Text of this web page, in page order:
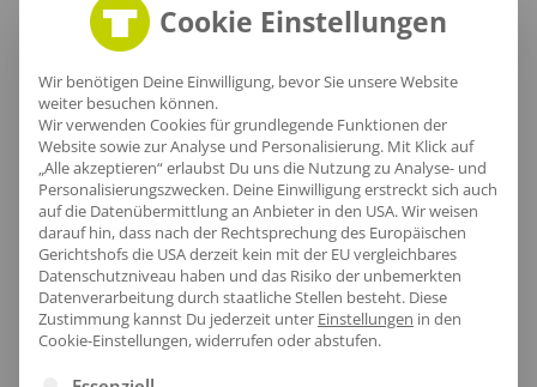
Produktinfo
Artikel-Nr.:RG1740
Geschlecht:Herren
Armlänge:Kurzarm|mit Bündchen|Set-In
Cookie Einstellungen
Wir benötigen Deine Einwilligung, bevor Sie unsere Website
weiter besuchen können.
Wir verwenden Cookies für grundlegende Funktionen der
Website sowie zur Analyse und Personalisierung. Mit Klick auf
„Alle akzeptieren“ erlaubst Du uns die Nutzung zu Analyse- und
Personalisierungszwecken. Deine Einwilligung erstreckt sich auch
auf die Datenübermittlung an Anbieter in den USA. Wir weisen
darauf hin, dass nach der Rechtsprechung des Europäischen
Gerichtshofs die USA derzeit kein mit der EU vergleichbares
Datenschutzniveau haben und das Risiko der unbemerkten
Datenverarbeitung durch staatliche Stellen besteht. Diese
Zustimmung kannst Du jederzeit unter Einstellungen in den
Cookie-Einstellungen, widerrufen oder abstufen.
Es folgt eine Liste der Service-Gruppen, für die eine